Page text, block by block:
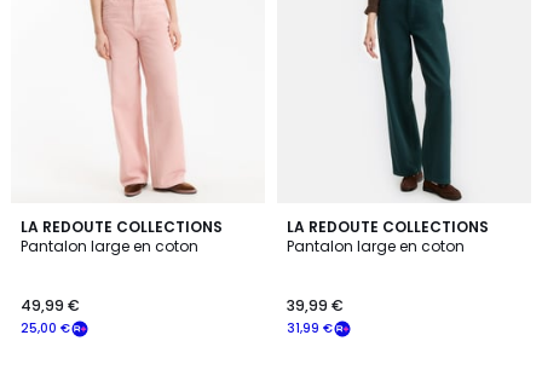
LA REDOUTE COLLECTIONS
Pantalon large en coton
25,00 €
49,99 €
4,3
/ 5
2
Couleurs
LA REDOUTE COLLECTIONS
Pantalon large en coton
31,99 €
39,99 €
4,3
/ 5
2
Couleurs